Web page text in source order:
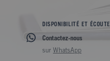
DISPONIBILITÉ ET ÉCOUTE
Contactez-nous
sur WhatsApp